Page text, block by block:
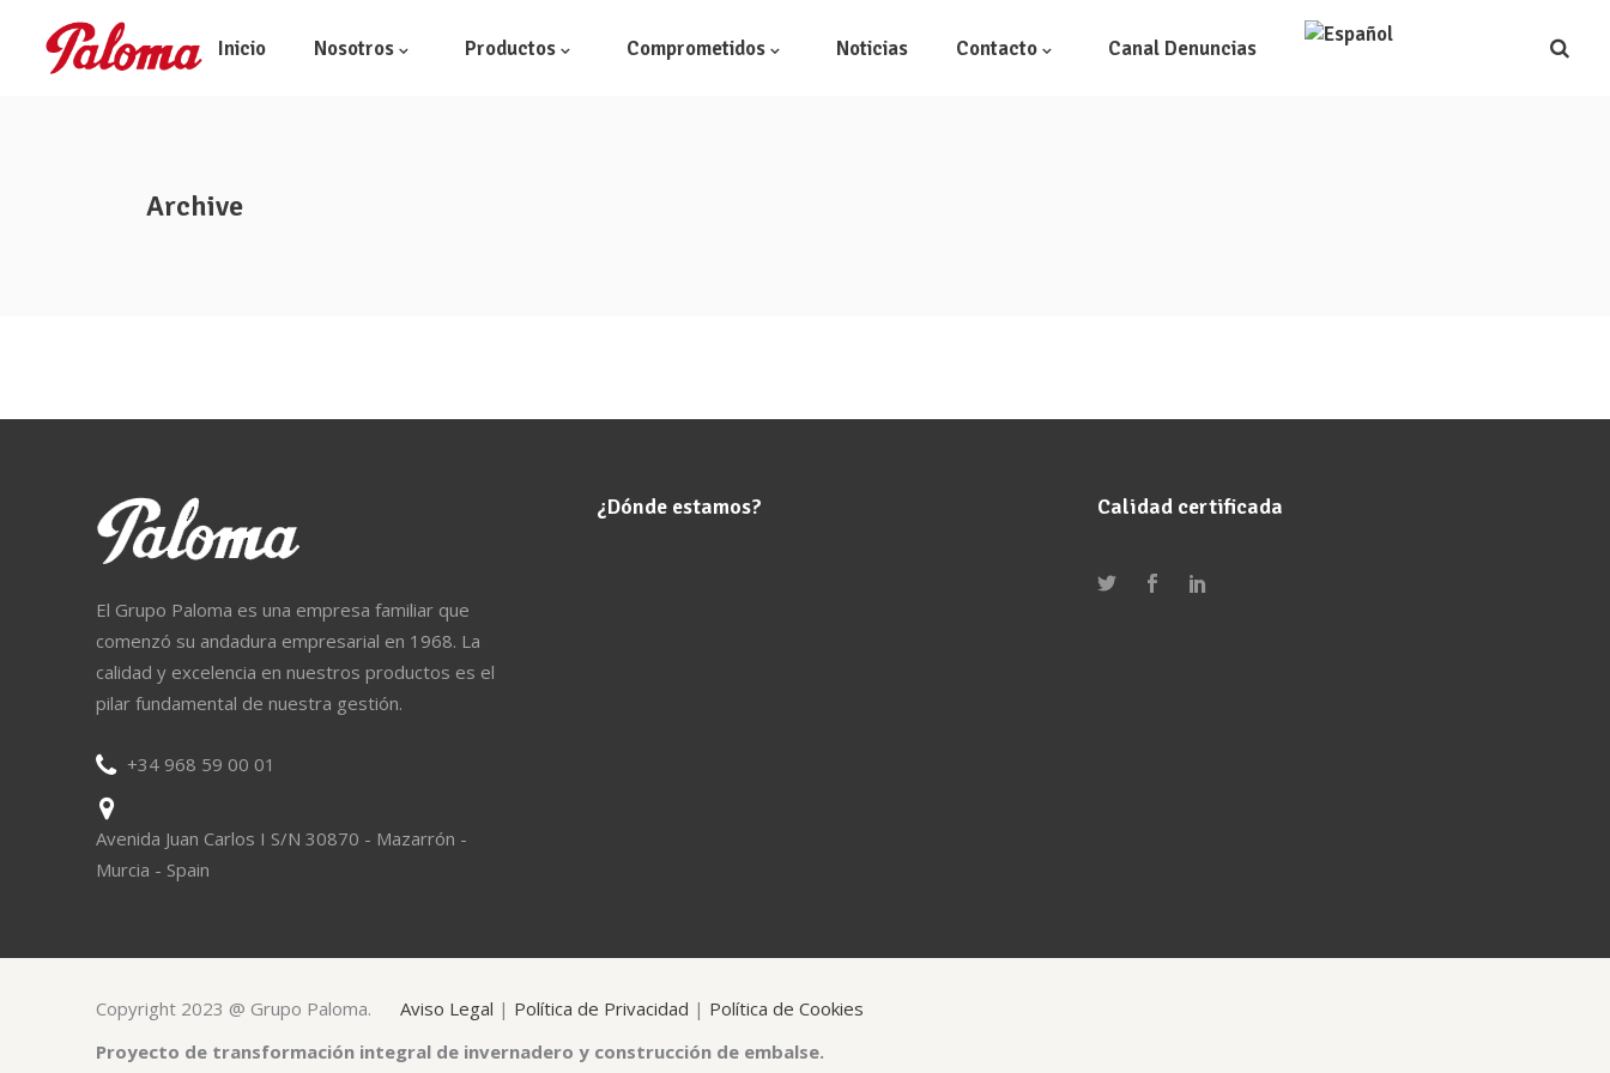
Inicio Nosotros Productos Comprometidos Noticias Contacto Canal Denuncias
Archive
El Grupo Paloma es una empresa familiar que
comenzó su andadura empresarial en 1968. La
calidad y excelencia en nuestros productos es el
pilar fundamental de nuestra gestión.
+34 968 59 00 01
Avenida Juan Carlos I S/N 30870 - Mazarrón -
Murcia - Spain
¿Dónde estamos? Calidad certificada
Copyright 2023 @ Grupo Paloma. Aviso Legal | Política de Privacidad | Política de Cookies
Proyecto de transformación integral de invernadero y construcción de embalse.